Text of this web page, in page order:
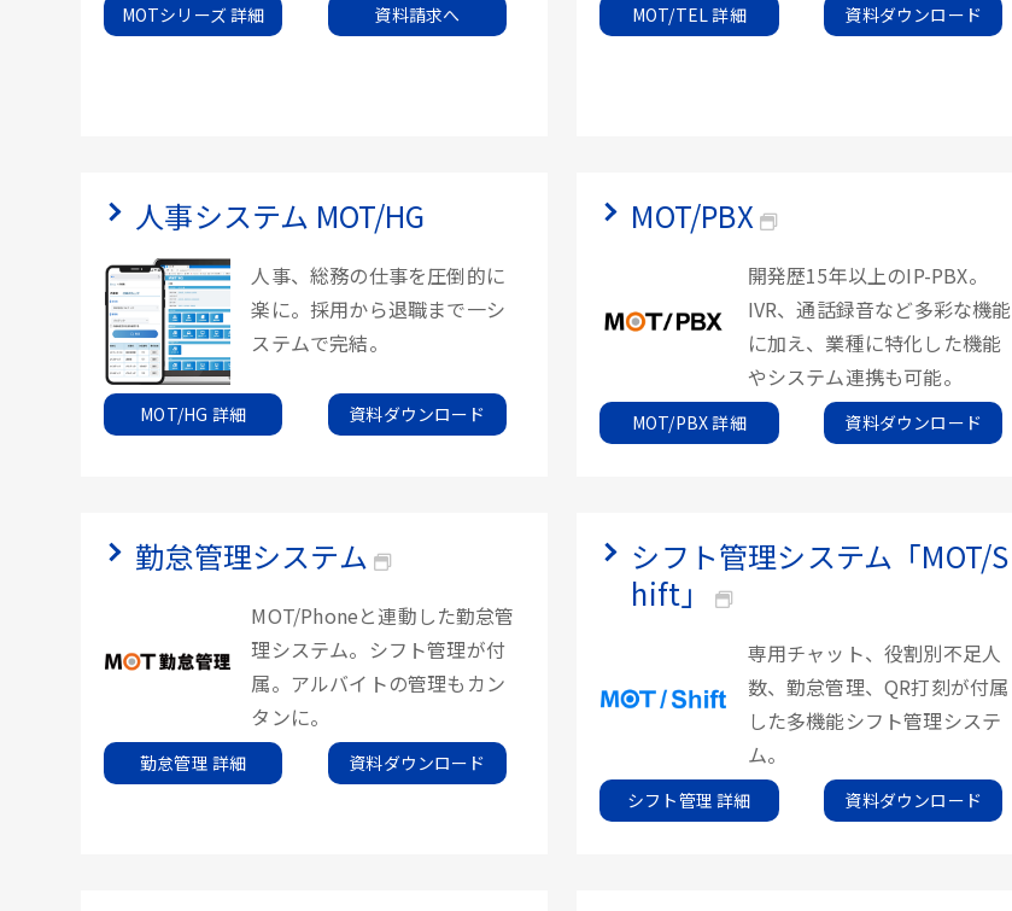
MOTシリーズ 詳細 資料請求へ MOT/TEL 詳細 資料ダウンロード
人事システム MOT/HG
人事、総務の仕事を圧倒的に
楽に。採用から退職まで一シ
ステムで完結。
MOT/HG 詳細 資料ダウンロード
MOT/PBX
開発歴15年以上のIP-PBX。
IVR、通話録音など多彩な機能
に加え、業種に特化した機能
やシステム連携も可能。
MOT/PBX 詳細 資料ダウンロード
勤怠管理システム
MOT/Phoneと連動した勤怠管
理システム。シフト管理が付
属。アルバイトの管理もカン
タンに。
勤怠管理 詳細 資料ダウンロード
シフト管理システム「MOT/S
hift」
専用チャット、役割別不足人
数、勤怠管理、QR打刻が付属
した多機能シフト管理システ
ム。
シフト管理 詳細 資料ダウンロード